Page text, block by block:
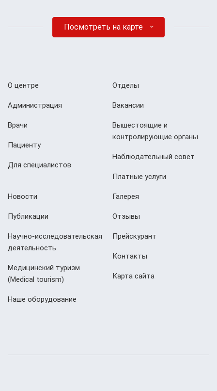
Посмотреть на карте
О центре
Администрация
Врачи
Пациенту
Для специалистов
Отделы
Вакансии
Вышестоящие и
контролирующие органы
Наблюдательный совет
Платные услуги
Новости
Публикации
Научно-исследовательская
деятельность
Медицинский туризм
(Мedical tourism)
Наше оборудование
Галерея
Отзывы
Прейскурант
Контакты
Карта сайта